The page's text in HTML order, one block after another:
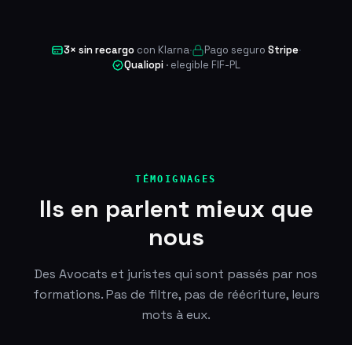
3× sin recargo con Klarna· Pago seguro Stripe·
Qualiopi · elegible FIF-PL
TÉMOIGNAGES
Ils en parlent mieux que
nous
Des Avocats et juristes qui sont passés par nos
formations. Pas de filtre, pas de réécriture, leurs
mots à eux.